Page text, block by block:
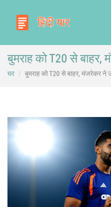
बुमराह को T20 से
घर बुमराह को T20 से बाहर, मंजरेकर ने